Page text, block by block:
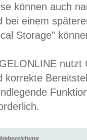
können auch
bei einem
Storage"
nutzt
korrekte